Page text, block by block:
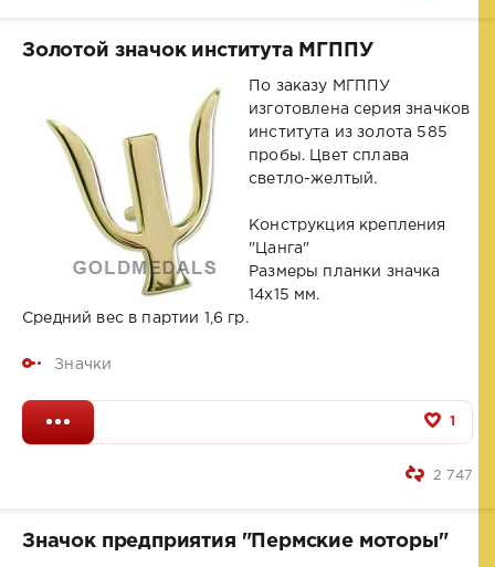
Золотой значок института МГППУ
По заказу МГППУ
изготовлена серия значков
института из золота 585
пробы. Цвет сплава
светло-желтый.
Конструкция крепления
"Цанга"
Размеры планки значка
14x15 мм.
Средний вес в партии 1,6 гр.
Значки
1
2 747
Значок предприятия "Пермские моторы"